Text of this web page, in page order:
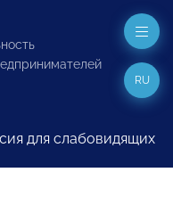
для слабовидящих
RU